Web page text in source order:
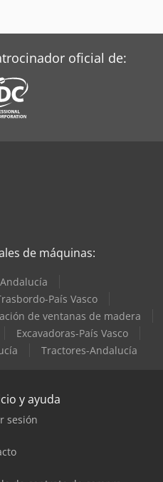
oficial de:
de máquinas:
País Vasco
de ventanas de madera
Excavadoras-País Vasco
Tractores-Andalucía
y ayuda
sesión